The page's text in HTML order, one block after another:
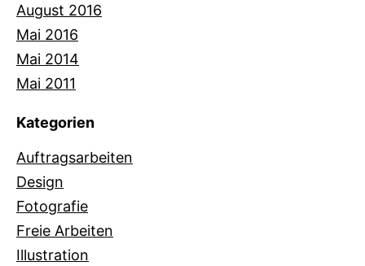
August 2016
Mai 2016
Mai 2014
Mai 2011
Kategorien
Auftragsarbeiten
Design
Fotografie
Freie Arbeiten
Illustration